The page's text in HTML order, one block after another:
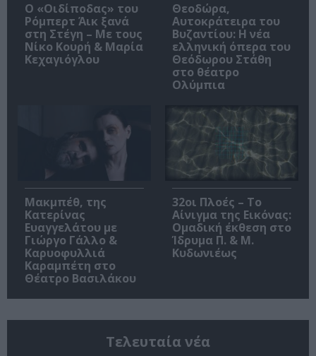
O «Οιδίποδας» του
Ρόμπερτ Άικ ξανά
στη Στέγη – Με τους
Νίκο Κουρή & Μαρία
Κεχαγιόγλου
Θεοδώρα,
Αυτοκράτειρα του
Βυζαντίου: Η νέα
ελληνική όπερα του
Θεόδωρου Στάθη
στο θέατρο
Ολύμπια
Μακμπέθ, της
Κατερίνας
Ευαγγελάτου με
Γιώργο Γάλλο &
Καρυοφυλλιά
Καραμπέτη στο
Θέατρο Βασιλάκου
32οι Πλοές – Το
Αίνιγμα της Εικόνας:
Ομαδική έκθεση στο
Ίδρυμα Π. & Μ.
Κυδωνιέως
Τελευταία νέα